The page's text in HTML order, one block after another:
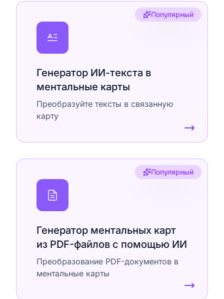
Популярный
Генератор ИИ-текста в
ментальные карты
Преобразуйте тексты в связанную
карту
Популярный
Генератор ментальных карт
из PDF-файлов с помощью ИИ
Преобразование PDF-документов в
ментальные карты